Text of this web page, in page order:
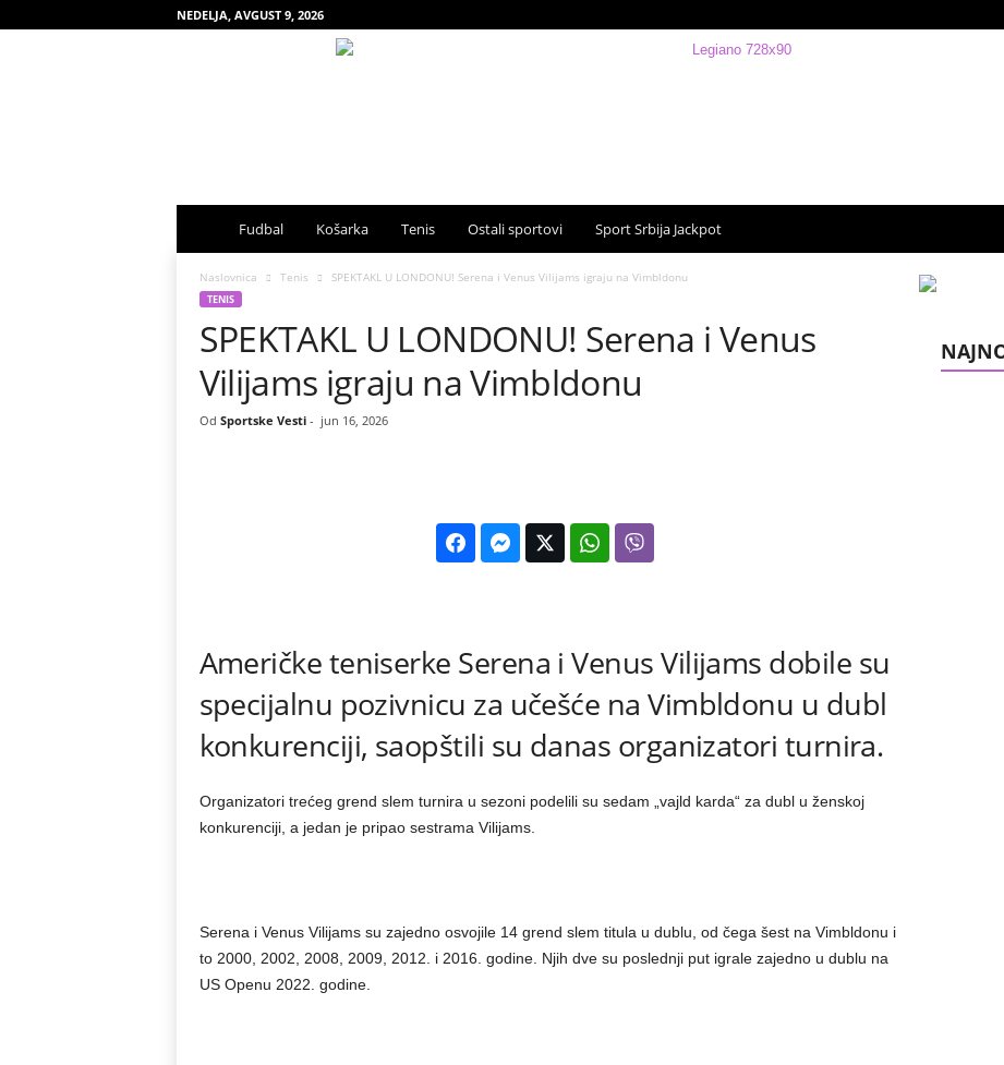
NEDELJA, AVGUST 9, 2026
p
o
r
t
e
s
t
i
Fudbal Košarka Tenis Ostali sportovi Sport Srbija Jackpot
Naslovnica Tenis SPEKTAKL U LONDONU! Serena i Venus Vilijams igraju na Vimbldonu
TENIS
SPEKTAKL U LONDONU! Serena i Venus
Vilijams igraju na Vimbldonu
Od Sportske Vesti- jun 16, 2026
Američke teniserke Serena i Venus Vilijams dobile su
specijalnu pozivnicu za učešće na Vimbldonu u dubl
konkurenciji, saopštili su danas organizatori turnira.
Organizatori trećeg grend slem turnira u sezoni podelili su sedam „vajld karda“ za dubl u ženskoj
konkurenciji, a jedan je pripao sestrama Vilijams.
Serena i Venus Vilijams su zajedno osvojile 14 grend slem titula u dublu, od čega šest na Vimbldonu i
to 2000, 2002, 2008, 2009, 2012. i 2016. godine. Njih dve su poslednji put igrale zajedno u dublu na
US Openu 2022. godine.